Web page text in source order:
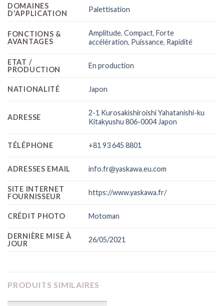
DOMAINES
D'APPLICATION
Palettisation
FONCTIONS &
AVANTAGES
Amplitude,Compact,Forte
accélération, Puissance, Rapidité
ETAT /
PRODUCTION
En production
NATIONALITÉ Japon
ADRESSE
2-1 Kurosakishiroishi Yahatanishi-ku
Kitakyushu 806-0004 Japon
TÉLÉPHONE +81 93 645 8801
ADRESSES EMAIL info.fr@yaskawa.eu.com
SITE INTERNET
FOURNISSEUR
https://www.yaskawa.fr/
CRÉDIT PHOTO Motoman
DERNIÈRE MISE À
JOUR
26/05/2021
PRODUITS SIMILAIRES